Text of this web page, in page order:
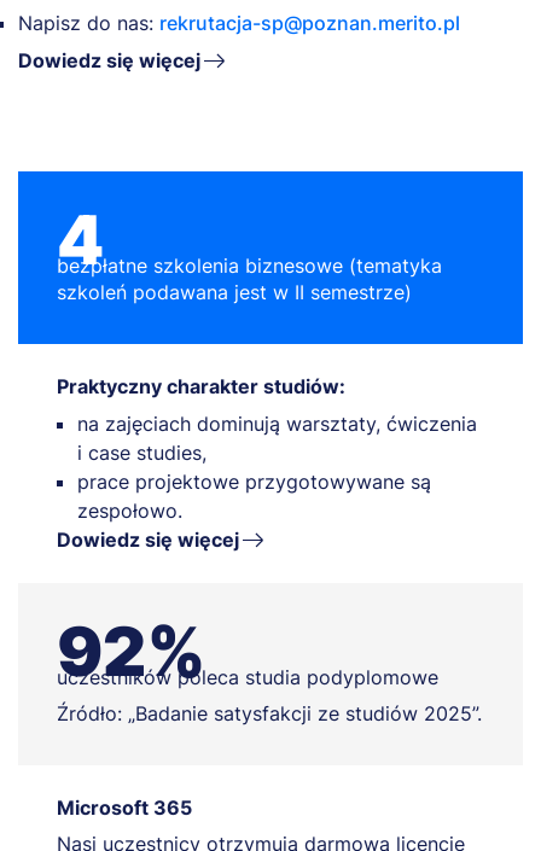
Napisz do nas: rekrutacja-sp@poznan.merito.pl
Dowiedz się więcej
4
bezpłatne szkolenia biznesowe (tematyka
szkoleń podawana jest w II semestrze)
Praktyczny charakter studiów:
na zajęciach dominują warsztaty, ćwiczenia
i case studies,
prace projektowe przygotowywane są
zespołowo.
Dowiedz się więcej
92%
uczestników poleca studia podyplomowe
Źródło: „Badanie satysfakcji ze studiów 2025”.
Microsoft 365
Nasi uczestnicy otrzymują darmową licencję